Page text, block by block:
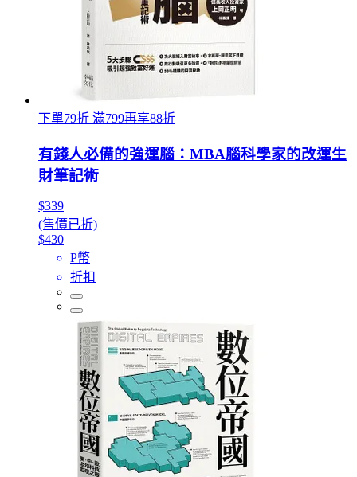
下單79折 滿799再享88折
有錢人必備的強運腦：MBA腦科學家的改運生
財筆記術
$339
(售價已折)
$430
P幣
折扣